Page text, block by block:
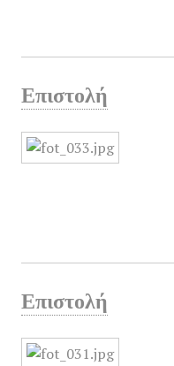
Επιστολή
Επιστολή